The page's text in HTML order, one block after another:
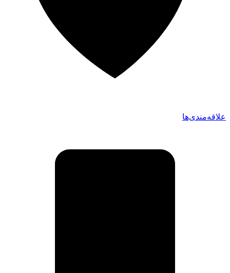
علاقه‌مندی‌ها